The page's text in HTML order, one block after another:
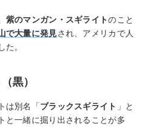
紫のマンガン・スギライトのこと
で大量に発見され、アメリカで人
た。
黒）
は別名「ブラックスギライト 」と
と一緒に掘り出されることが多